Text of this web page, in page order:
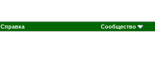
Справка Сообщество